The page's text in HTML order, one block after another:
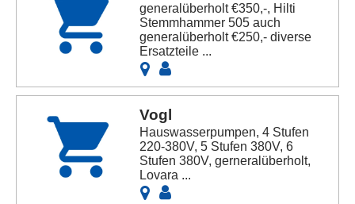
generalüberholt €350,-, Hilti
Stemmhammer 505 auch
generalüberholt €250,- diverse
Ersatzteile ...
Vogl
Hauswasserpumpen, 4 Stufen
220-380V, 5 Stufen 380V, 6
Stufen 380V, gerneralüberholt,
Lovara ...